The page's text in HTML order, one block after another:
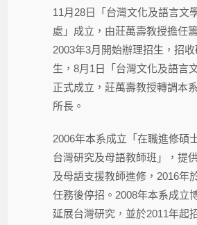
11月28日「台灣文化及語言文
處」成立，由莊萬壽教授擔任
2003年3月開始辦理招生，招
生，8月1日「台灣文化及語言
正式成立，莊萬壽教授轉調本
所長。
2006年本系成立「在職進修碩
台灣研究及母語教師班」，提
及母語支援教師進修，2016年
任務後停招。2008年本系成立
延展台灣研究，並於2011年起